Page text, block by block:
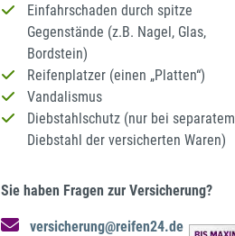
Einfahrschaden durch spitze
Gegenstände (z.B. Nagel, Glas,
Bordstein)
Reifenplatzer (einen „Platten“)
Vandalismus
Diebstahlschutz (nur bei separatem
Diebstahl der versicherten Waren)
Sie haben Fragen zur Versicherung?
versicherung@reifen24.de